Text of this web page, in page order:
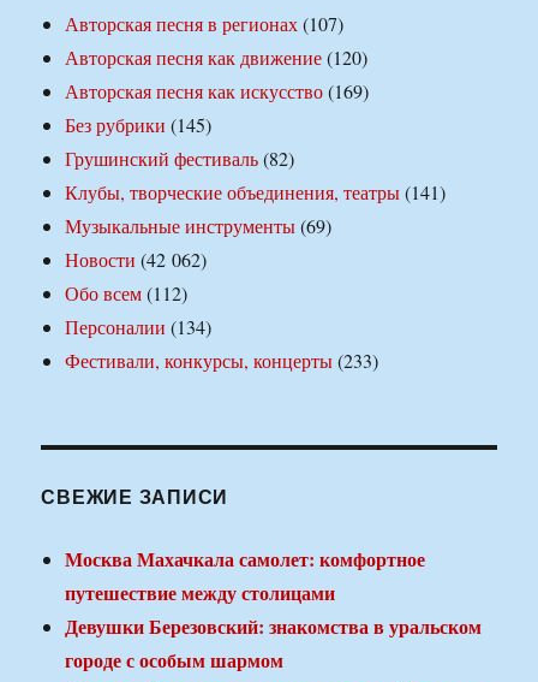
Авторская песня в регионах(107)
Авторская песня как движение(120)
Авторская песня как искусство(169)
Без рубрики (145)
Грушинский фестиваль(82)
Клубы, творческие объединения, театры(141)
Музыкальные инструменты(69)
Новости (42 062)
Обо всем(112)
Персоналии (134)
Фестивали, конкурсы, концерты(233)
СВЕЖИЕ ЗАПИСИ
Москва Махачкала самолет: комфортное
путешествие между столицами
Девушки Березовский: знакомства в уральском
городе с особым шармом